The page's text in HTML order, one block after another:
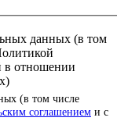
данных (в том
в отношении
(в том числе
соглашением и с